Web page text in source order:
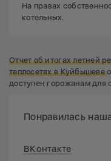
На правах
котельных.
Отчет об итогах летней
теплосетях в Куйбышеве
доступен горожанам для
Понравилась
ВКонтакте